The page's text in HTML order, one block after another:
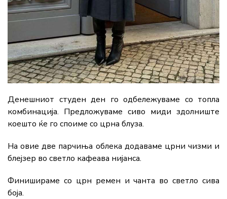
Денешниот студен ден го одбележуваме со топла
комбинација. Предложуваме сиво миди здолниште
коешто ќе го споиме со црна блуза.
На овие две парчиња облека додаваме црни чизми и
блејзер во светло кафеава нијанса.
Финишираме со црн ремен и чанта во светло сива
боја.